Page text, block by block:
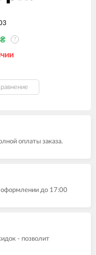
₴ ?
оплаты заказа.
оформлении до 17:00
- позволит